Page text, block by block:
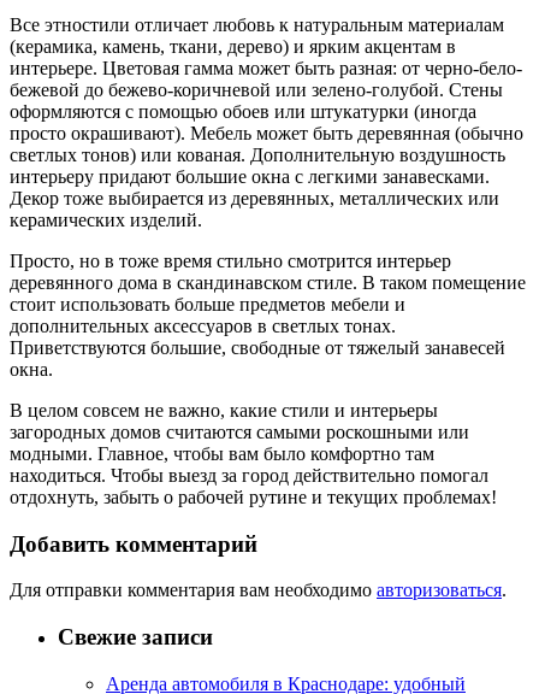
Все этностили отличает любовь к натуральным материалам
(керамика, камень, ткани, дерево) и ярким акцентам в
интерьере. Цветовая гамма может быть разная: от черно-бело-
бежевой до бежево-коричневой или зелено-голубой. Стены
оформляются с помощью обоев или штукатурки (иногда
просто окрашивают). Мебель может быть деревянная (обычно
светлых тонов) или кованая. Дополнительную воздушность
интерьеру придают большие окна с легкими занавесками.
Декор тоже выбирается из деревянных, металлических или
керамических изделий.
Просто, но в тоже время стильно смотрится интерьер
деревянного дома в скандинавском стиле. В таком помещение
стоит использовать больше предметов мебели и
дополнительных аксессуаров в светлых тонах.
Приветствуются большие, свободные от тяжелый занавесей
окна.
В целом совсем не важно, какие стили и интерьеры
загородных домов считаются самыми роскошными или
модными. Главное, чтобы вам было комфортно там
находиться. Чтобы выезд за город действительно помогал
отдохнуть, забыть о рабочей рутине и текущих проблемах!
Добавить комментарий
Для отправки комментария вам необходимо авторизоваться.
Свежие записи
Аренда автомобиля в Краснодаре: удобный